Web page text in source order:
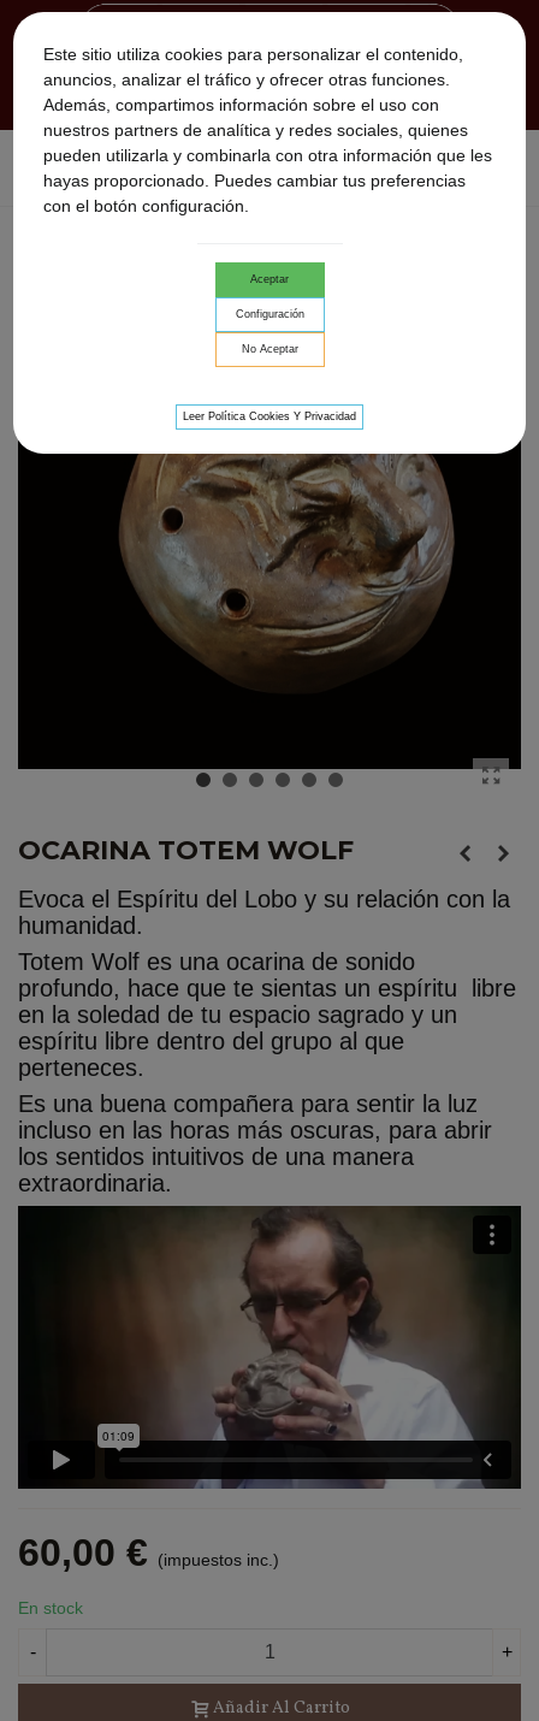
Este sitio utiliza cookies para personalizar el contenido,
anuncios, analizar el tráfico y ofrecer otras funciones.
Además, compartimos información sobre el uso con
nuestros partners de analítica y redes sociales, quienes
pueden utilizarla y combinarla con otra información que les
hayas proporcionado. Puedes cambiar tus preferencias
con el botón configuración.
Aceptar
Configuración
No Aceptar
Leer Política Cookies Y Privacidad
Inicio > Flautas Nativas > Flautas de barro ocarinas
>
Ocarina Totem Wolf
OCARINA TOTEM WOLF
Evoca el Espíritu del Lobo y su relación con la
humanidad.
Totem Wolf es una ocarina de sonido
profundo, hace que te sientas un espíritu libre
en la soledad de tu espacio sagrado y un
espíritu libre dentro del grupo al que
perteneces.
Es una buena compañera para sentir la luz
incluso en las horas más oscuras, para abrir
los sentidos intuitivos de una manera
extraordinaria.
60,00 € (impuestos inc.)
En stock
- +
Añadir Al Carrito